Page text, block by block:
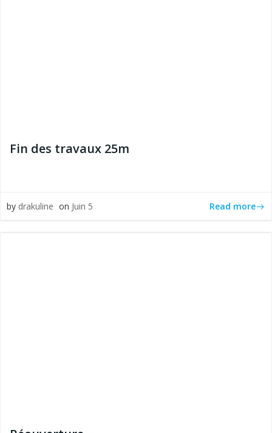
Fin des travaux 25m
by drakuline on Juin 5 Read more